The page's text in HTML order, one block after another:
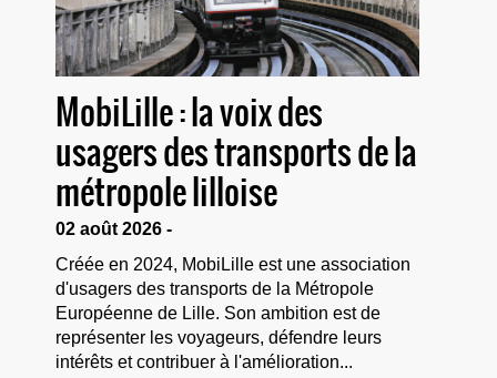
MobiLille : la voix des
usagers des transports de la
métropole lilloise
02 août 2026 -
Créée en 2024, MobiLille est une association
d'usagers des transports de la Métropole
Européenne de Lille. Son ambition est de
représenter les voyageurs, défendre leurs
intérêts et contribuer à l'amélioration...